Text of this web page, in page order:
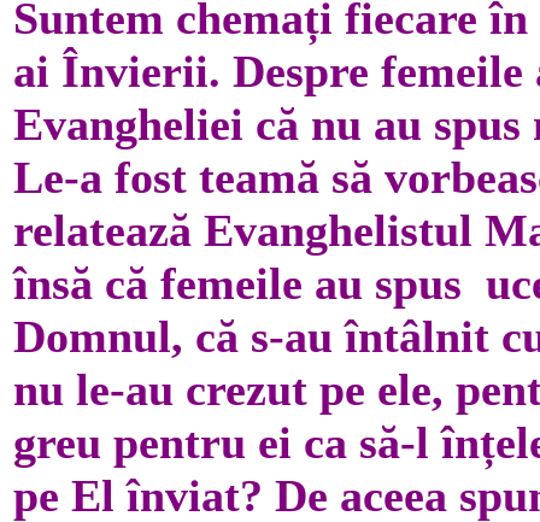
Suntem chemați fiecare
ai Învierii. Despre femeile
Evangheliei că nu au
Le-a fost teamă să
relatează Evanghelistul
însă că femeile au spus
Domnul, că s-au întâlnit
nu le-au crezut pe ele,
greu pentru ei ca să-l
pe El înviat? De aceea